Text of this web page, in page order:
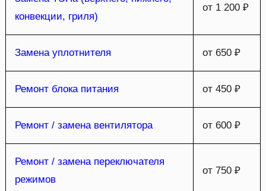
конвекции, гриля)
от 1 200 ₽
Замена уплотнителя от 650 ₽
Ремонт блока питания от 450 ₽
Ремонт / замена вентилятора от 600 ₽
Ремонт / замена переключателя
режимов
от 750 ₽